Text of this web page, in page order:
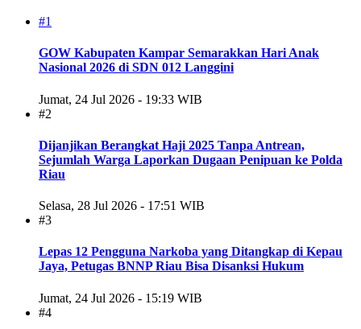
#1
GOW Kabupaten Kampar Semarakkan Hari Anak
Nasional 2026 di SDN 012 Langgini
Jumat, 24 Jul 2026 - 19:33 WIB
#2
Dijanjikan Berangkat Haji 2025 Tanpa Antrean,
Sejumlah Warga Laporkan Dugaan Penipuan ke Polda
Riau
Selasa, 28 Jul 2026 - 17:51 WIB
#3
Lepas 12 Pengguna Narkoba yang Ditangkap di Kepau
Jaya, Petugas BNNP Riau Bisa Disanksi Hukum
Jumat, 24 Jul 2026 - 15:19 WIB
#4